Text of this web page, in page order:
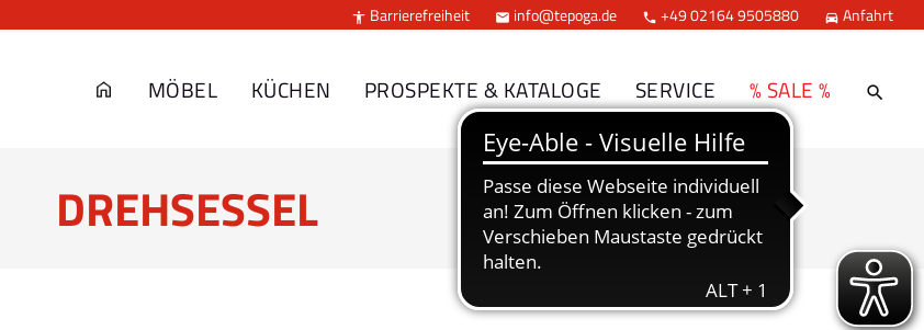
 Barrierefreiheit  info@tepoga.de  +49 02164 9505880  Anfahrt
MÖBEL KÜCHEN PROSPEKTE & KATALOGE SERVICE % SALE %
DREHSESSEL